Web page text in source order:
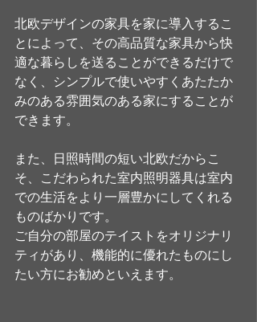
北欧デザインの家具を家に導入するこ
とによって、その高品質な家具から快
適な暮らしを送ることができるだけで
なく、シンプルで使いやすくあたたか
みのある雰囲気のある家にすることが
できます。
また、日照時間の短い北欧だからこ
そ、こだわられた室内照明器具は室内
での生活をより一層豊かにしてくれる
ものばかりです。
ご自分の部屋のテイストをオリジナリ
ティがあり、機能的に優れたものにし
たい方にお勧めといえます。